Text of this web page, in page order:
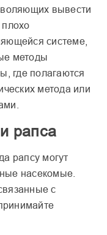
вывести
системе,
методы
где полагаются
метода или
рапса
рапсу могут
насекомые.
с